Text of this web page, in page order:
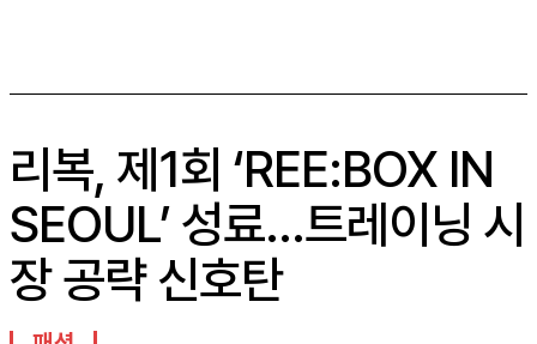
리복, 제1회 ‘REE:BOX IN
SEOUL’ 성료…트레이닝 시
장 공략 신호탄